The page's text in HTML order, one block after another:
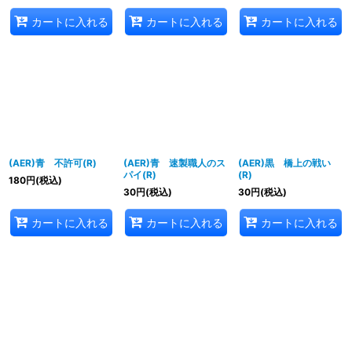
カートに入れる カートに入れる カートに入れる
(AER)青 不許可(R)
180円(税込)
カートに入れる
(AER)青 速製職人のス
パイ(R)
30円(税込)
カートに入れる
(AER)黒 橋上の戦い
(R)
30円(税込)
カートに入れる